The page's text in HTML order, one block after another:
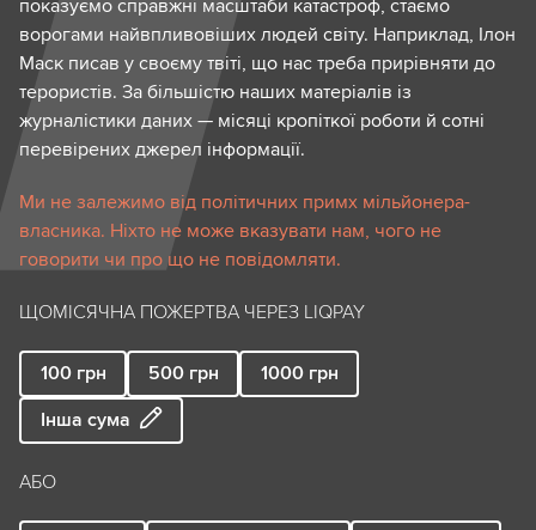
показуємо справжні масштаби катастроф, стаємо
ворогами найвпливовіших людей світу. Наприклад, Ілон
Маск писав у своєму твіті, що нас треба прирівняти до
терористів. За більшістю наших матеріалів із
журналістики даних — місяці кропіткої роботи й сотні
перевірених джерел інформації.
Ми не залежимо від політичних примх мільйонера-
власника. Ніхто не може вказувати нам, чого не
говорити чи про що не повідомляти.
ЩОМІСЯЧНА ПОЖЕРТВА ЧЕРЕЗ LIQPAY
100 грн 500 грн 1000 грн
Інша сума
АБО